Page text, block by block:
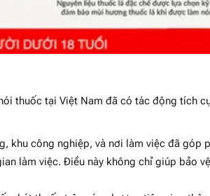
thuốc tại Việt Nam đã có tác động tích
khu công nghiệp, và nơi làm việc đã góp
làm việc. Điều này không chỉ giúp bảo